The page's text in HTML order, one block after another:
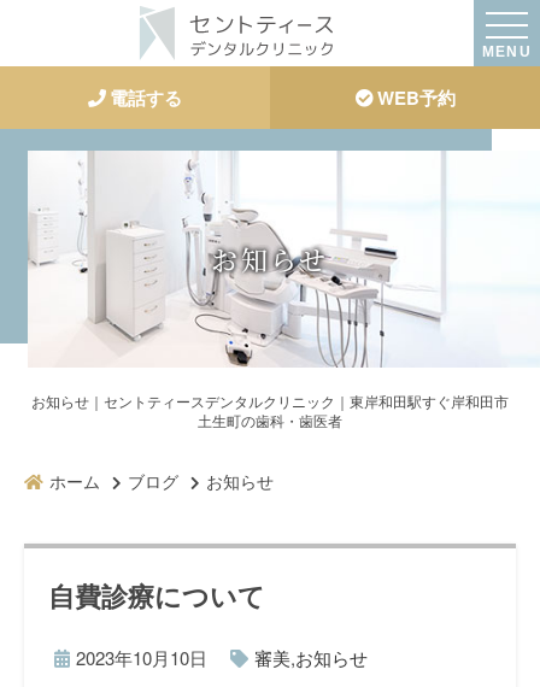
MENU
電話する WEB予約
お知らせ
お知らせ｜セントティースデンタルクリニック｜東岸和田駅すぐ岸和田市
土生町の歯科・歯医者
ホーム ブログ お知らせ
自費診療について
2023年10月10日 審美,お知らせ